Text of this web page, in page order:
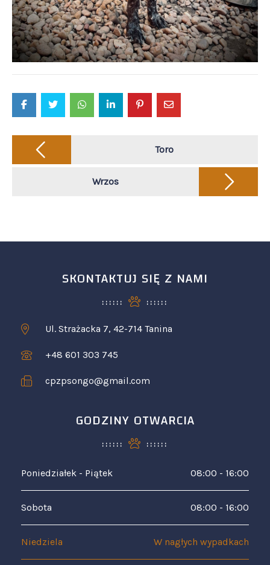
Post
navigation Toro
Wrzos
SKONTAKTUJ SIĘ Z NAMI
Ul. Strażacka 7, 42-714 Tanina
+48 601 303 745
cpzpsongo@gmail.com
GODZINY OTWARCIA
Poniedziałek - Piątek 08:00 - 16:00
Sobota 08:00 - 16:00
Niedziela W nagłych wypadkach